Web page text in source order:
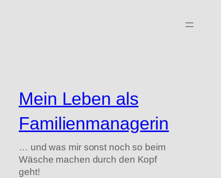
Mein Leben als
Familienmanagerin
… und was mir sonst noch so beim
Wäsche machen durch den Kopf
geht!